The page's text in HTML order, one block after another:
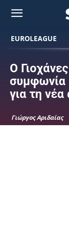
EUROLEAGUE
Ο
συμφωνία
για τη
Γιώργος Αριδαίας